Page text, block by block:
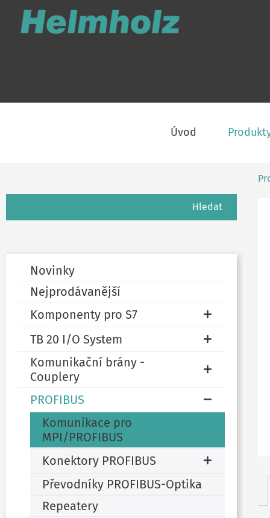
Úvod
Novinky
Nejprodávanější
Komponenty pro S7
TB 20 I/O System
Komunikační brány -
Couplery
PROFIBUS
Komunikace pro
MPI/PROFIBUS
Konektory PROFIBUS
Převodníky PROFIBUS-Optika
Repeatery